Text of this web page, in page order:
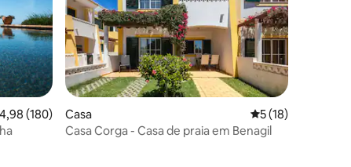
média de 4,98 em 5 estrelas, 180avaliações
4,98 (180)
Casa Classificação
5 (18)
Casa Corga - Casa de praia em Benagil